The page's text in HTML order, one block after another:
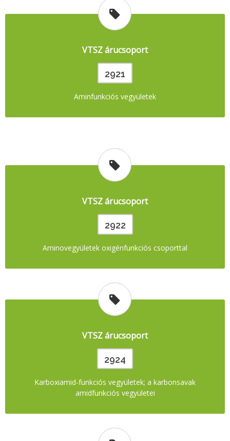
VTSZ árucsoport
2921
Aminfunkciós vegyületek
VTSZ árucsoport
2922
Aminovegyületek oxigénfunkciós csoporttal
VTSZ árucsoport
2924
Karboxiamid-funkciós vegyületek; a karbonsavak
amidfunkciós vegyületei